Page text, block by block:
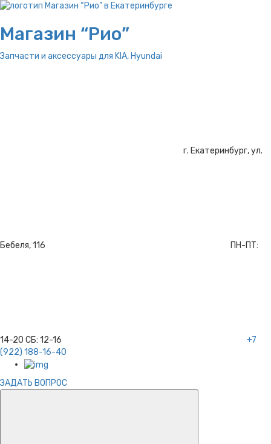
Магазин “Рио”
Запчасти и аксессуары для KIA, Hyundai
г. Екатеринбург, ул.
Бебеля, 116 ПН-ПТ:
14-20 СБ: 12-16
+7
(922) 188-16-40
ЗАДАТЬ ВОПРОС